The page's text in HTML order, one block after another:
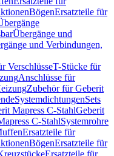
BögenErsatzteile für
Übergänge und
und Verbindungen,
VerschlüsseT-Stücke für
Anschlüsse für
Zubehör für Geberit
SystemdichtungenSets
Mapress C-StahlGeberit
C-StahlSystemrohre
Ersatzteile für
BögenErsatzteile für
Ersatzteile für